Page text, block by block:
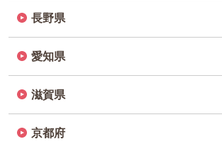
長野県
愛知県
滋賀県
京都府